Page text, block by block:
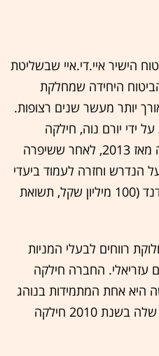
הישיר איי.די.איי שבשליטת
היחידה שמחלקת
יותר מעשר שנים רצופות.
ידי יורם נוה, חילקה
דיבידנד בסוף 2024, לראשונה מאז 2013, לאחר ששיפרה
הנדרש וחזרה לעמוד ביעדי
ההון המינימליים לחלוקת דיבידנד (100 מיליון שקל, תשואת
רווחים לבעלי המניות
עזריאלי. החברה חילקה
היא אחת המתמידות בנוהג
זה, כשמדי שנה מאז ההנפקה שלה בשנת 2010 חילקה